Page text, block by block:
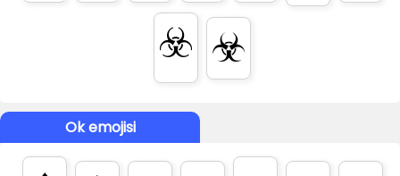
☣️ ☣
Ok emojisi